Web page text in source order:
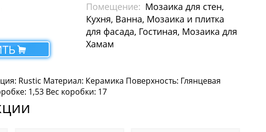
Помещение: Мозаика для стен,
Кухня, Ванна, Мозаика и плитка
для фасада, Гостиная, Мозаика для
Хамам
Rustic Материал: Керамика Поверхность: Глянцевая
1,53 Вес коробки: 17